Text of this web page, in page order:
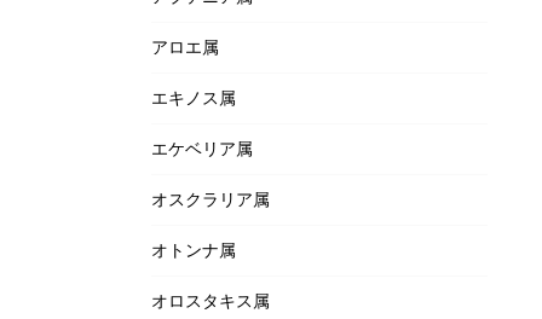
アロエ属
エキノス属
エケベリア属
オスクラリア属
オトンナ属
オロスタキス属